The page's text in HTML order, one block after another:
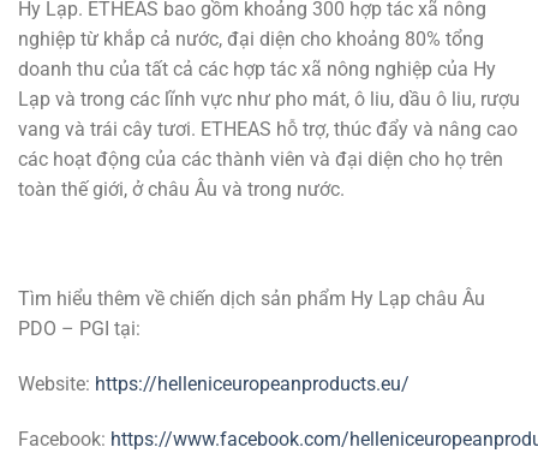
Hy Lạp. ETHEAS bao gồm khoảng 300 hợp tác xã nông
nghiệp từ khắp cả nước, đại diện cho khoảng 80% tổng
doanh thu của tất cả các hợp tác xã nông nghiệp của Hy
Lạp và trong các lĩnh vực như pho mát, ô liu, dầu ô liu, rượu
vang và trái cây tươi. ETHEAS hỗ trợ, thúc đẩy và nâng cao
các hoạt động của các thành viên và đại diện cho họ trên
toàn thế giới, ở châu Âu và trong nước.
Tìm hiểu thêm về chiến dịch sản phẩm Hy Lạp châu Âu
PDO – PGI tại:
Website: https://helleniceuropeanproducts.eu/
Facebook: https://www.facebook.com/